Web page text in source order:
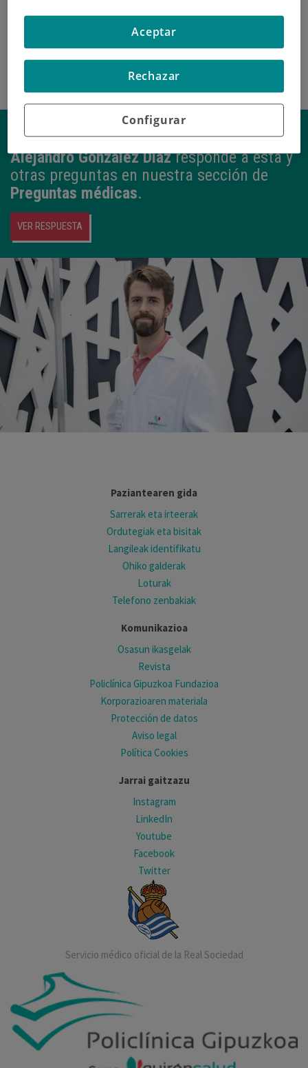
Luis Barrios Dk.
¿Qué es el láser HoLEP?
Alejandro González Díazresponde a esta y
otras preguntas en nuestra sección de
Preguntas médicas.
VER RESPUESTA
Paziantearen gida
Sarrerak eta irteerak
Ordutegiak eta bisitak
Langileak identifikatu
Ohiko galderak
Loturak
Telefono zenbakiak
Komunikazioa
Osasun ikasgelak
Revista
Policlínica Gipuzkoa Fundazioa
Korporazioaren materiala
Protección de datos
Aviso legal
Política Cookies
Jarrai gaitzazu
Instagram
LinkedIn
Youtube
Facebook
Twitter
Servicio médico oficial de la Real Sociedad
Configurar
Rechazar
Aceptar